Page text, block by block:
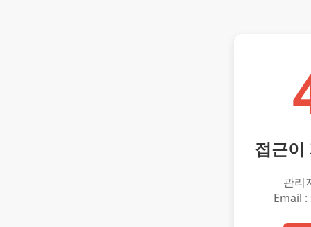
접근이
관리
Email